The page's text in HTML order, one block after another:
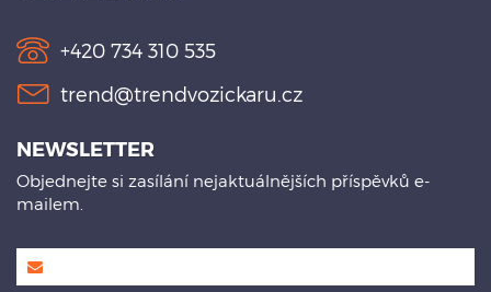
+420 734 310 535
trend@trendvozickaru.cz
NEWSLETTER
Objednejte si zasílání nejaktuálnějších příspěvků e-
mailem.